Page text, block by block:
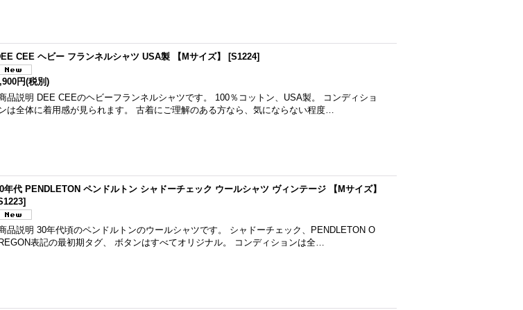
CEE ヘビー フランネルシャツ USA製 【Mサイズ】 [S1224]
円(税別)
品説明 DEE CEEのヘビーフランネルシャツです。 100％コットン、USA製。 コンディショ
は全体に着用感が見られます。 古着にご理解のある方なら、気にならない程度…
年代 PENDLETON ペンドルトン シャドーチェック ウールシャツ ヴィンテージ 【Mサイズ】
]
品説明 30年代頃のペンドルトンのウールシャツです。 シャドーチェック、PENDLETON O
REGON表記の最初期タグ、 ボタンはすべてオリジナル。 コンディションは全…